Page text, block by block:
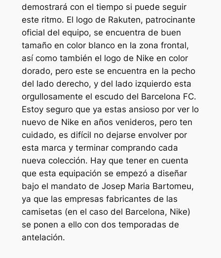
demostrará con el tiempo si puede seguir
este ritmo. El logo de Rakuten, patrocinante
oficial del equipo, se encuentra de buen
tamaño en color blanco en la zona frontal,
así como también el logo de Nike en color
dorado, pero este se encuentra en la pecho
del lado derecho, y del lado izquierdo esta
orgullosamente el escudo del Barcelona FC.
Estoy seguro que ya estas ansioso por ver lo
nuevo de Nike en años venideros, pero ten
cuidado, es difícil no dejarse envolver por
esta marca y terminar comprando cada
nueva colección. Hay que tener en cuenta
que esta equipación se empezó a diseñar
bajo el mandato de Josep Maria Bartomeu,
ya que las empresas fabricantes de las
camisetas (en el caso del Barcelona, Nike)
se ponen a ello con dos temporadas de
antelación.